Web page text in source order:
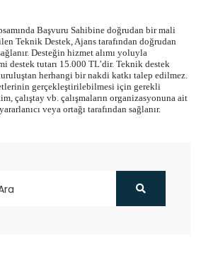
Başvuru Sahibine doğrudan bir mali
Teknik Destek, Ajans tarafından doğrudan
Desteğin hizmet alımı yoluyla
destek tutarı 15.000 TL’dir. Teknik destek
herhangi bir nakdi katkı talep edilmez.
gerçekleştirilebilmesi için gerekli
çalıştay vb. çalışmaların organizasyonuna ait
veya ortağı tarafından sağlanır.